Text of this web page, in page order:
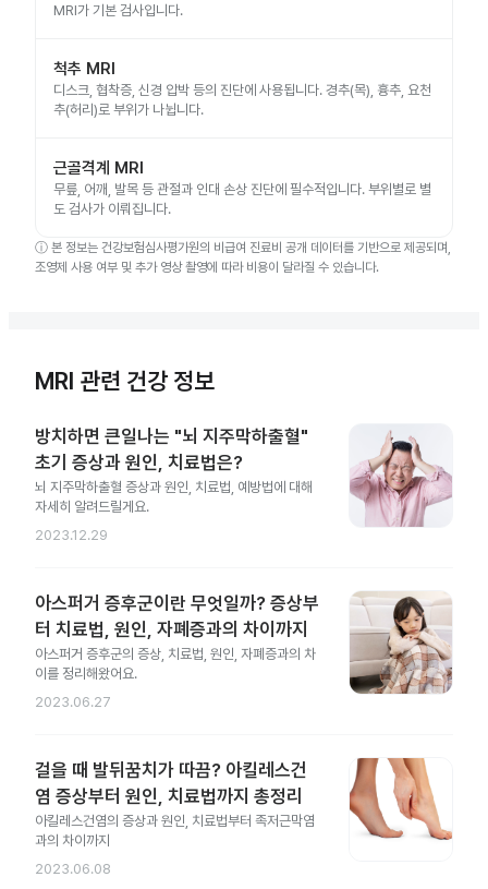
MRI가 기본 검사입니다.
척추 MRI
디스크, 협착증, 신경 압박 등의 진단에 사용됩니다. 경추(목), 흉추, 요천
추(허리)로 부위가 나뉩니다.
근골격계 MRI
무릎, 어깨, 발목 등 관절과 인대 손상 진단에 필수적입니다. 부위별로 별
도 검사가 이뤄집니다.
ⓘ 본 정보는 건강보험심사평가원의 비급여 진료비 공개 데이터를 기반으로 제공되며,
조영제 사용 여부 및 추가 영상 촬영에 따라 비용이 달라질 수 있습니다.
MRI 관련 건강 정보
방치하면 큰일나는 "뇌 지주막하출혈"
초기 증상과 원인, 치료법은?
뇌 지주막하출혈 증상과 원인, 치료법, 예방법에 대해
자세히 알려드릴게요.
2023.12.29
아스퍼거 증후군이란 무엇일까? 증상부
터 치료법, 원인, 자폐증과의 차이까지
아스퍼거 증후군의 증상, 치료법, 원인, 자폐증과의 차
이를 정리해왔어요.
2023.06.27
걸을 때 발뒤꿈치가 따끔? 아킬레스건
염 증상부터 원인, 치료법까지 총정리
아킬레스건염의 증상과 원인, 치료법부터 족저근막염
과의 차이까지
2023.06.08